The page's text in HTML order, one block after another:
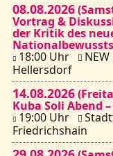
08.08.2026
Vortrag &
der Kritik des
18:00 Uhr
Hellersdorf
14.08.2026
Kuba Soli Abend
19:00 Uhr
Friedrichshain